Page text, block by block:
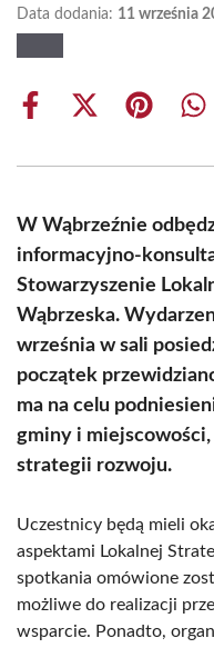
Data dodania: 11 września
Share
Share
(Twitter)
Share
W Wąbrzeźnie
informacyjno-
Stowarzyszenie
Wąbrzeska.
września w sali
początek
ma na celu
gminy i
strategii rozwoju.
Uczestnicy będą mieli
aspektami Lokalnej
spotkania omówione
możliwe do realizacji
wsparcie. Ponadto,